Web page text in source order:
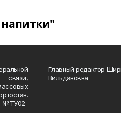
напитки"
№ТУ02-
Главный редактор
Вильдановна